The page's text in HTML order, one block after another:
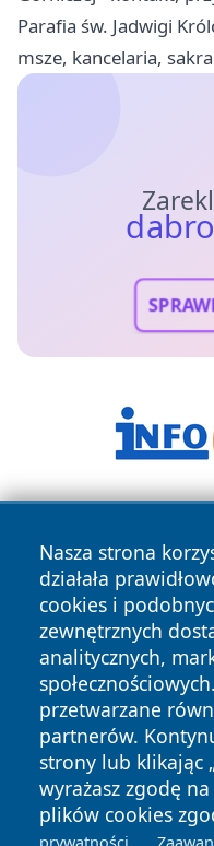
Parafia św. Jadwigi
msze, kancelaria,
Nasza strona
działała
cookies i
zewnętrznych
analitycznych,
przetwarzane
partnerów.
strony lub klikając
wyrażasz zgodę
plików cookies
Copyright © 2026
zastrzeżone.
News Autorzy